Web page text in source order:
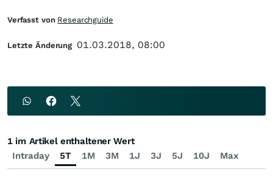
Verfasst von Researchguide
Letzte Änderung 01.03.2018, 08:00
Intraday 5T 1M 3M 1J 3J 5J 10J Max
1 im Artikel enthaltener Wert